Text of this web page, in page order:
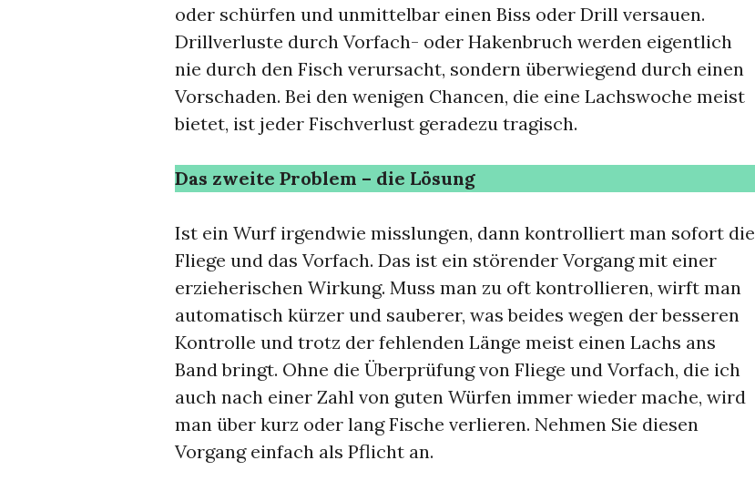
oder schürfen und unmittelbar einen Biss oder Drill versauen.
Drillverluste durch Vorfach- oder Hakenbruch werden eigentlich
nie durch den Fisch verursacht, sondern überwiegend durch einen
Vorschaden. Bei den wenigen Chancen, die eine Lachswoche meist
bietet, ist jeder Fischverlust geradezu tragisch.
Das zweite Problem – die Lösung
Ist ein Wurf irgendwie misslungen, dann kontrolliert man sofort die
Fliege und das Vorfach. Das ist ein störender Vorgang mit einer
erzieherischen Wirkung. Muss man zu oft kontrollieren, wirft man
automatisch kürzer und sauberer, was beides wegen der besseren
Kontrolle und trotz der fehlenden Länge meist einen Lachs ans
Band bringt. Ohne die Überprüfung von Fliege und Vorfach, die ich
auch nach einer Zahl von guten Würfen immer wieder mache, wird
man über kurz oder lang Fische verlieren. Nehmen Sie diesen
Vorgang einfach als Pflicht an.